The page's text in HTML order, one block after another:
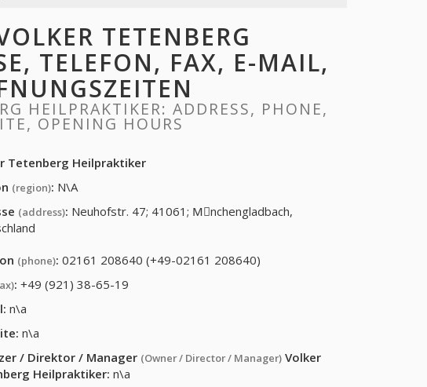
TETENBERG
TELEFON, FAX, E-MAIL,
HEILPRAKTIKER: ADDRESS, PHONE,
OPENING HOURS
Tetenberg Heilpraktiker
(region): N\A
(address): Neuhofstr. 47; 41061; Mِnchengladbach,
(phone): 02161 208640 (+49-02161 208640)
: +49 (921) 38-65-19
n\a
n\a
/ Direktor / Manager (Owner / Director / Manager) Volker
Heilpraktiker: n\a